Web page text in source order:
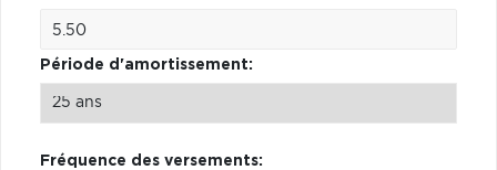
Période d'amortissement:
Fréquence des versements: